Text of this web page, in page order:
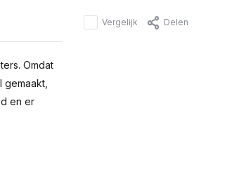
Omdat
en er
Vergelijk Delen